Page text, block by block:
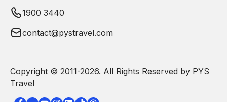
1900 3440
contact@pystravel.com
Copyright © 2011-2026. All Rights Reserved by PYS
Travel